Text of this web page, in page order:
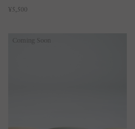
¥5,500
Coming Soon